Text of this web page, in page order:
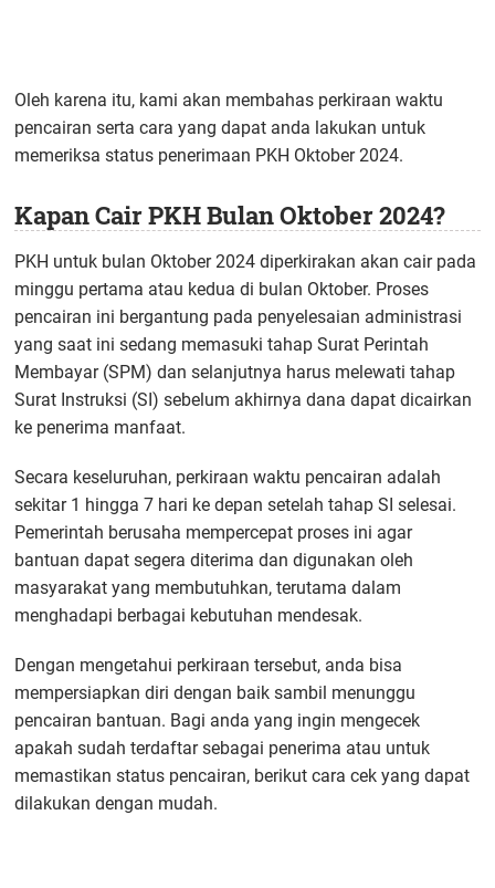
Oleh karena itu, kami akan membahas perkiraan waktu
pencairan serta cara yang dapat anda lakukan untuk
memeriksa status penerimaan PKH Oktober 2024.
Kapan Cair PKH Bulan Oktober 2024?
PKH untuk bulan Oktober 2024 diperkirakan akan cair pada
minggu pertama atau kedua di bulan Oktober. Proses
pencairan ini bergantung pada penyelesaian administrasi
yang saat ini sedang memasuki tahap Surat Perintah
Membayar (SPM) dan selanjutnya harus melewati tahap
Surat Instruksi (SI) sebelum akhirnya dana dapat dicairkan
ke penerima manfaat.
Secara keseluruhan, perkiraan waktu pencairan adalah
sekitar 1 hingga 7 hari ke depan setelah tahap SI selesai.
Pemerintah berusaha mempercepat proses ini agar
bantuan dapat segera diterima dan digunakan oleh
masyarakat yang membutuhkan, terutama dalam
menghadapi berbagai kebutuhan mendesak.
Dengan mengetahui perkiraan tersebut, anda bisa
mempersiapkan diri dengan baik sambil menunggu
pencairan bantuan. Bagi anda yang ingin mengecek
apakah sudah terdaftar sebagai penerima atau untuk
memastikan status pencairan, berikut cara cek yang dapat
dilakukan dengan mudah.